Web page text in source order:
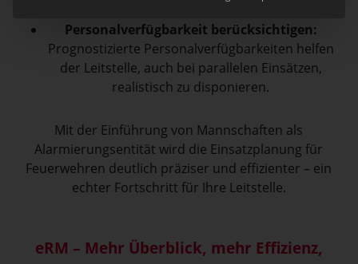
Personalverfügbarkeit berücksichtigen:
Prognostizierte Personalverfügbarkeiten helfen
der Leitstelle, auch bei parallelen Einsätzen,
realistisch zu disponieren.
Mit der Einführung von Mannschaften als
Alarmierungsentität wird die Einsatzplanung für
Feuerwehren deutlich präziser und effizienter – ein
echter Fortschritt für Ihre Leitstelle.
eRM – Mehr Überblick, mehr Effizienz,